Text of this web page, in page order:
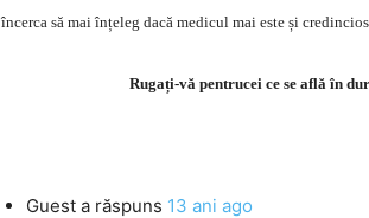
încerca să mai înțeleg dacă medicul mai este și
Rugați-vă pentrucei ce se află în
Guest a răspuns 13 ani ago